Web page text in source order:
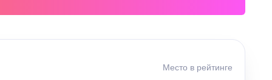
Место в рейтинге